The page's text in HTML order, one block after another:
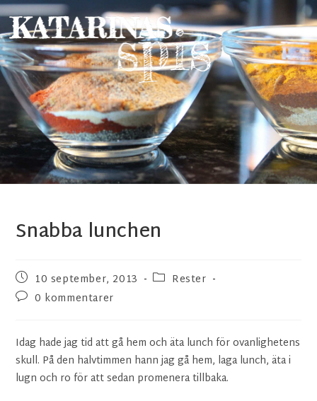
Snabba lunchen
10 september, 2013
Rester
0 kommentarer
Idag hade jag tid att gå hem och äta lunch för ovanlighetens
skull. På den halvtimmen hann jag gå hem, laga lunch, äta i
lugn och ro för att sedan promenera tillbaka.